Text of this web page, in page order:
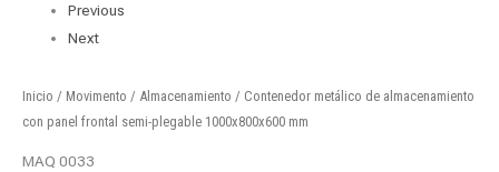
Previous
Next
Inicio / Movimento / Almacenamiento / Contenedor metálico de almacenamiento
con panel frontal semi-plegable 1000x800x600 mm
MAQ 0033